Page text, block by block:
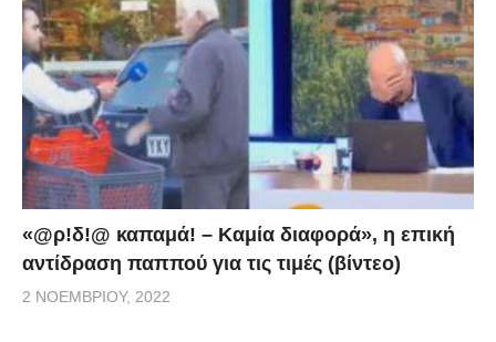
«@ρ!δ!@ καπαμά! – Καμία διαφορά», η επική
αντίδραση παππού για τις τιμές (βίντεο)
2 ΝΟΕΜΒΡΊΟΥ, 2022